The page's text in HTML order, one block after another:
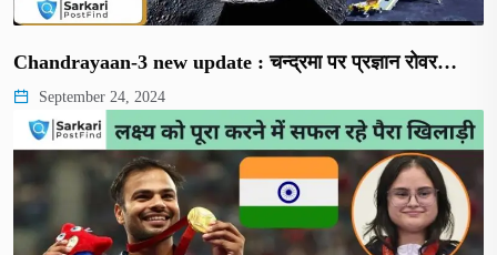
Chandrayaan-3 new update : चन्द्रमा पर प्रज्ञान रोवर…
September 24, 2024